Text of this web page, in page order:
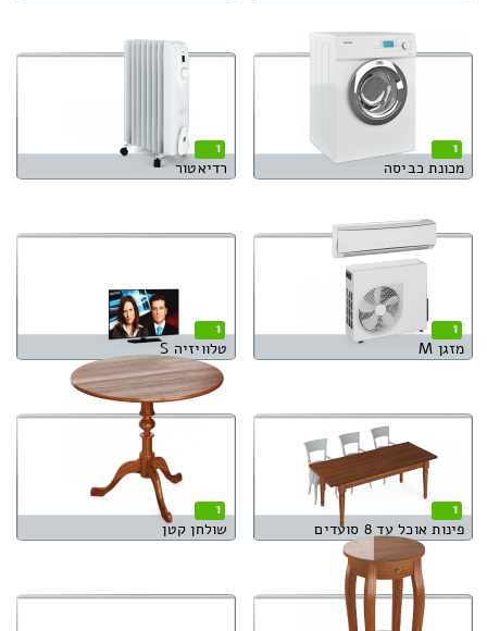
1
מכונת כביסה
1
רדיאטור
1
מזגן M
1
טלוויזיה S
1
פינות אוכל עד 8 סועדים
1
שולחן קטן